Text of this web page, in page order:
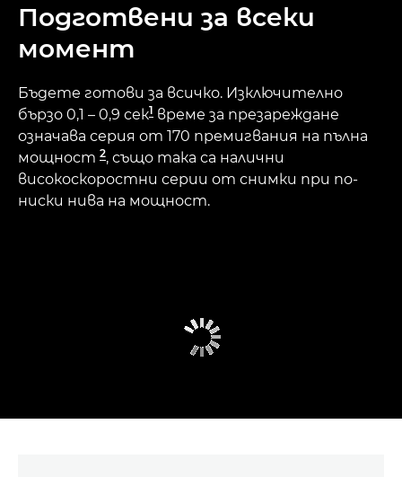
Подготвени за всеки
момент
Бъдете готови за всичко. Изключително
бързо 0,1 – 0,9 сек1 време за презареждане
означава серия от 170 премигвания на пълна
мощност 2, също така са налични
високоскоростни серии от снимки при по-
ниски нива на мощност.